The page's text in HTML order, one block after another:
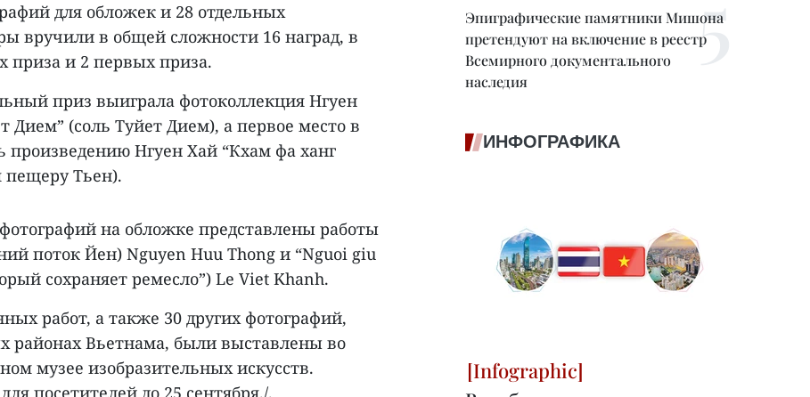
для обложек и 28 отдельных
вручили в общей сложности 16 наград, в
приза и 2 первых приза.
приз выиграла фотоколлекция Нгуен
Дием” (соль Туйет Дием), а первое место в
произведению Нгуен Хай “Кхам фа ханг
пещеру Тьен).
на обложке представлены работы
поток Йен) Nguyen Huu Thong и “Nguoi giu
сохраняет ремесло”) Le Viet Khanh.
работ, а также 30 других фотографий,
районах Вьетнама, были выставлены во
музее изобразительных искусств.
посетителей до 25 сентября./.
Эпиграфические памятники Мишона
претендуют на включение в реестр
Всемирного документального
наследия
ИНФОГРАФИКА